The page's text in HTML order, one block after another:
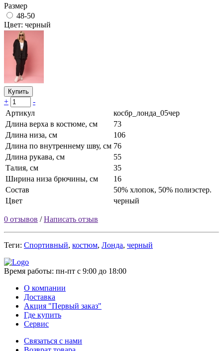
Размер
48-50
Цвет: черный
Купить
+
-
Артикул
косбр_лонда_05чер
Длина верха в костюме, см
73
Длина низа, см
106
Длина по внутреннему шву, см 76
Длина рукава, см
55
Талия, см
35
Ширина низа брючины, см
16
Состав
50% хлопок, 50% полиэстер.
Цвет
черный
0 отзывов /Написать отзыв
Теги: Спортивный, костюм, Лонда, черный
Время работы: пн-пт с 9:00 до 18:00
О компании
Доставка
Акция "Первый заказ"
Где купить
Сервис
Связаться с нами